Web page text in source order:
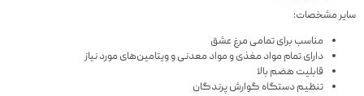
سایر مشخصات:
مناسب برای تمامی مرغ عشق
دارای تمام مواد مغذی و مواد معدنی و ویتامین‌های مورد نیاز
قابلیت هضم بالا
تنظیم دستگاه گوارش پرندگان